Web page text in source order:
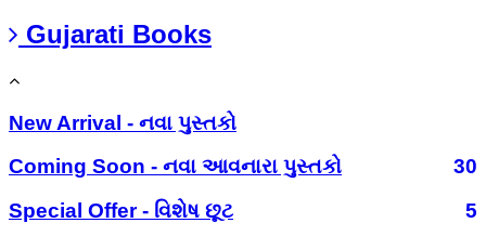
Gujarati Books
New Arrival - નવા પુસ્તકો
Coming Soon - નવા આવનારા પુસ્તકો
30
Special Offer - વિશેષ છૂટ
5